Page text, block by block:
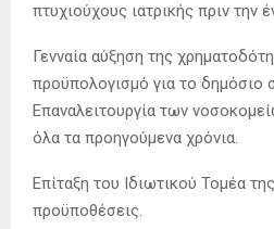
πτυχιούχους ιατρικής πριν την
Γενναία αύξηση της
προϋπολογισμό για το δημόσιο
Επαναλειτουργία των
όλα τα προηγούμενα χρόνια.
Επίταξη του Ιδιωτικού Τομέα
προϋποθέσεις.